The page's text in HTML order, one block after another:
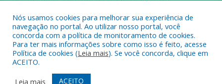
Todos os direitos reservados a Prefeitura Municipal de Novo
Progresso.
Mapa do Site Acessar Área Administrativa
Nós usamos cookies para melhorar sua experiência de
navegação no portal. Ao utilizar nosso portal, você
concorda com a política de monitoramento de cookies.
Para ter mais informações sobre como isso é feito, acesse
Política de cookies (Leia mais). Se você concorda, clique em
ACEITO.
Leia mais
ACEITO